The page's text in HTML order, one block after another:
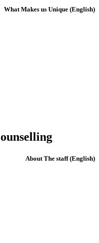
(English) What Makes us Unique
(English) About The staff